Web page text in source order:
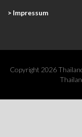
> Impressum
Copyright 2026